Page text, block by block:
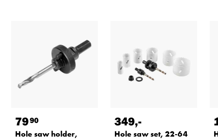
7990
Hole saw holder,
349,-
Hole saw set, 22-64